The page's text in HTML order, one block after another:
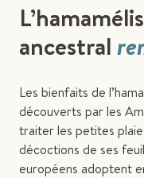
ancestral
Les bienfaits de
découverts par les
traiter les petites
décoctions de ses
européens adoptent